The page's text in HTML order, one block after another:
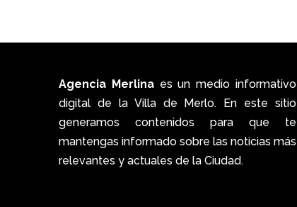
Agencia Merlinaes un medio informativo
digital de la Villa de Merlo. En este sitio
generamos contenidos para que te
mantengas informado sobre las noticias más
relevantes y actuales de la Ciudad.